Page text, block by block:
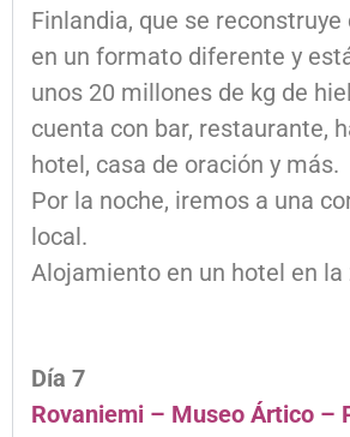
Finlandia, que se
en un formato diferente y
unos 20 millones de kg de
cuenta con bar, restaurante,
hotel, casa de oración y más.
Por la noche, iremos a una
local.
Alojamiento en un hotel en la
Día 7
Rovaniemi – Museo Ártico –